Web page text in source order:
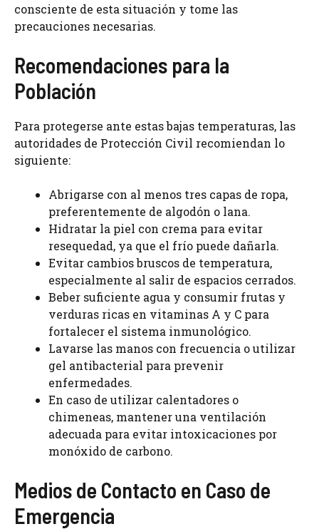
consciente de esta situación y tome las
precauciones necesarias.
Recomendaciones para la
Población
Para protegerse ante estas bajas temperaturas, las
autoridades de Protección Civil recomiendan lo
siguiente:
Abrigarse con al menos tres capas de ropa,
preferentemente de algodón o lana.
Hidratar la piel con crema para evitar
resequedad, ya que el frío puede dañarla.
Evitar cambios bruscos de temperatura,
especialmente al salir de espacios cerrados.
Beber suficiente agua y consumir frutas y
verduras ricas en vitaminas A y C para
fortalecer el sistema inmunológico.
Lavarse las manos con frecuencia o utilizar
gel antibacterial para prevenir
enfermedades.
En caso de utilizar calentadores o
chimeneas, mantener una ventilación
adecuada para evitar intoxicaciones por
monóxido de carbono.
Medios de Contacto en Caso de
Emergencia